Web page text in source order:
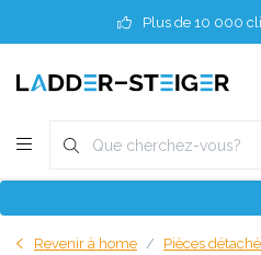
Plus de 10 000
Revenir à home
Pièces